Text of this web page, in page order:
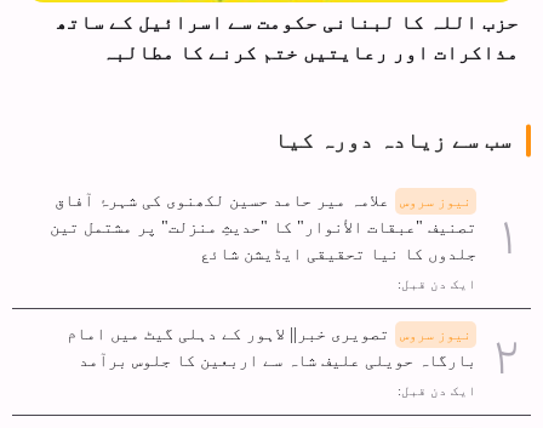
حزب اللہ کا لبنانی حکومت سے اسرائیل کے ساتھ
مذاکرات اور رعایتیں ختم کرنے کا مطالبہ
سب سے زیادہ دورہ کیا
نیوز سروس
علامہ میر حامد حسین لکھنوی کی شہرۂ آفاق
تصنیف "عبقات الأنوار" کا "حدیثِ منزلت" پر مشتمل تین
جلدوں کا نیا تحقیقی ایڈیشن شائع
ایک دن قبل:
نیوز سروس
تصویری خبر|| لاہور کے دہلی گیٹ میں امام
بارگاہ حویلی علیف شاہ سے اربعین کا جلوس برآمد
ایک دن قبل: